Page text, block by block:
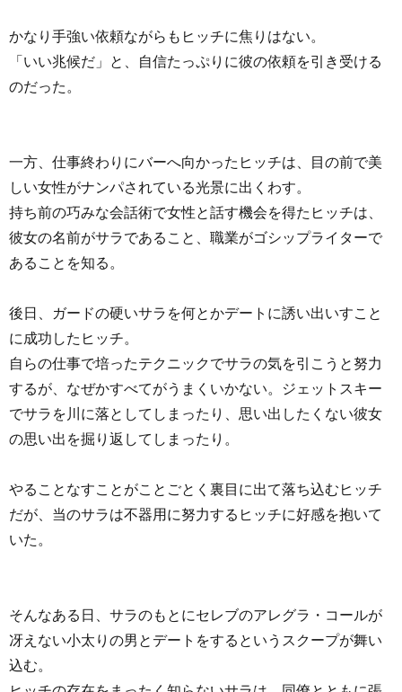
かなり手強い依頼ながらもヒッチに焦りはない。
「いい兆候だ」と、自信たっぷりに彼の依頼を引き受ける
のだった。
一方、仕事終わりにバーへ向かったヒッチは、目の前で美
しい女性がナンパされている光景に出くわす。
持ち前の巧みな会話術で女性と話す機会を得たヒッチは、
彼女の名前がサラであること、職業がゴシップライターで
あることを知る。
後日、ガードの硬いサラを何とかデートに誘い出いすこと
に成功したヒッチ。
自らの仕事で培ったテクニックでサラの気を引こうと努力
するが、なぜかすべてがうまくいかない。ジェットスキー
でサラを川に落としてしまったり、思い出したくない彼女
の思い出を掘り返してしまったり。
やることなすことがことごとく裏目に出て落ち込むヒッチ
だが、当のサラは不器用に努力するヒッチに好感を抱いて
いた。
そんなある日、サラのもとにセレブのアレグラ・コールが
冴えない小太りの男とデートをするというスクープが舞い
込む。